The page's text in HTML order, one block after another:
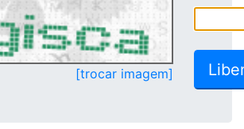
[trocar imagem]